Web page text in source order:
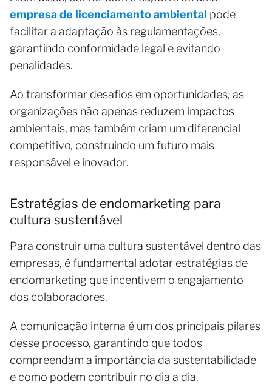
empresa de licenciamento ambiental pode
facilitar a adaptação às regulamentações,
garantindo conformidade legal e evitando
penalidades.
Ao transformar desafios em oportunidades, as
organizações não apenas reduzem impactos
ambientais, mas também criam um diferencial
competitivo, construindo um futuro mais
responsável e inovador.
Estratégias de endomarketing para
cultura sustentável
Para construir uma cultura sustentável dentro das
empresas, é fundamental adotar estratégias de
endomarketing que incentivem o engajamento
dos colaboradores.
A comunicação interna é um dos principais pilares
desse processo, garantindo que todos
compreendam a importância da sustentabilidade
e como podem contribuir no dia a dia.